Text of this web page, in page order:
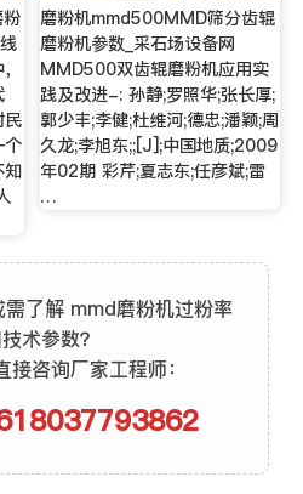
民
个
知
磨粉机mmd500MMD筛分齿辊
磨粉机参数_采石场设备网
MMD500双齿辊磨粉机应用实
践及改进-: 孙静;罗照华;张长厚;
郭少丰;李健;杜维河;德忠;潘颖;周
久龙;李旭东;;[J];中国地质;2009
年02期 彩芹;夏志东;任彦斌;雷
…
了解 mmd磨粉机过粉率
术参数？
咨询厂家工程师：